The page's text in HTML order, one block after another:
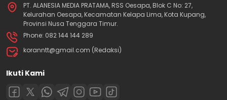
PT. ALANESIA MEDIA PRATAMA, RSS Oesapa, Blok C No: 27,
Kelurahan Oesapa, Kecamatan Kelapa Lima, Kota Kupang,
Provinsi Nusa Tenggara Timur.
Phone: 082 144 144 289
koranntt@gmail.com (Redaksi)
Ikuti Kami